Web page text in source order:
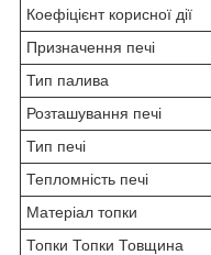
Коефіцієнт корисної дії
Призначення печі
Тип палива
Розташування печі
Тип печі
Тепломність печі
Матеріал топки
Топки Топки Товщина